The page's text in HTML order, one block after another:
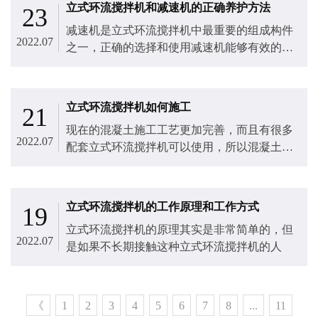
23
2022.07
立式环流搅拌机和减速机的正确养护方法
减速机是立式环流搅拌机​中最重要的组成构件
之一，正确的选择和使用减速机能够有效的提
21
2022.07
立式环流搅拌机如何施工
现在的混凝土施工工艺更加完善，而且有很多
配套立式环流搅拌机​可以使用，所以混凝土可
19
2022.07
立式环流搅拌机的工作原理和工作方式
立式环流搅拌机​的原理其实是非常简单的，但
是如果不长期接触这种立式环流搅拌机的人
《 1 2 3 4 5 6 7 8 ...
11